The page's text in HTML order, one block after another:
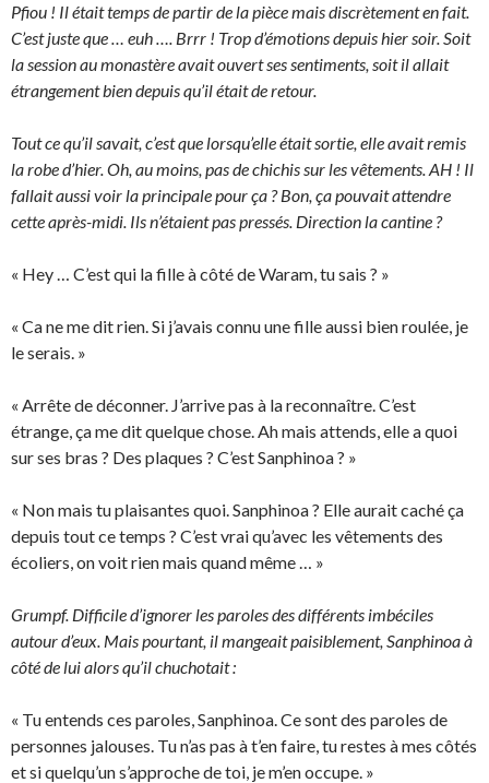
Pfiou ! Il était temps de partir de la pièce mais discrètement en fait.
C’est juste que … euh …. Brrr ! Trop d’émotions depuis hier soir. Soit
la session au monastère avait ouvert ses sentiments, soit il allait
étrangement bien depuis qu’il était de retour.
Tout ce qu’il savait, c’est que lorsqu’elle était sortie, elle avait remis
la robe d’hier. Oh, au moins, pas de chichis sur les vêtements. AH ! Il
fallait aussi voir la principale pour ça ? Bon, ça pouvait attendre
cette après-midi. Ils n’étaient pas pressés. Direction la cantine ?
« Hey … C’est qui la fille à côté de Waram, tu sais ? »
« Ca ne me dit rien. Si j’avais connu une fille aussi bien roulée, je
le serais. »
« Arrête de déconner. J’arrive pas à la reconnaître. C’est
étrange, ça me dit quelque chose. Ah mais attends, elle a quoi
sur ses bras ? Des plaques ? C’est Sanphinoa ? »
« Non mais tu plaisantes quoi. Sanphinoa ? Elle aurait caché ça
depuis tout ce temps ? C’est vrai qu’avec les vêtements des
écoliers, on voit rien mais quand même … »
Grumpf. Difficile d’ignorer les paroles des différents imbéciles
autour d’eux. Mais pourtant, il mangeait paisiblement, Sanphinoa à
côté de lui alors qu’il chuchotait :
« Tu entends ces paroles, Sanphinoa. Ce sont des paroles de
personnes jalouses. Tu n’as pas à t’en faire, tu restes à mes côtés
et si quelqu’un s’approche de toi, je m’en occupe. »